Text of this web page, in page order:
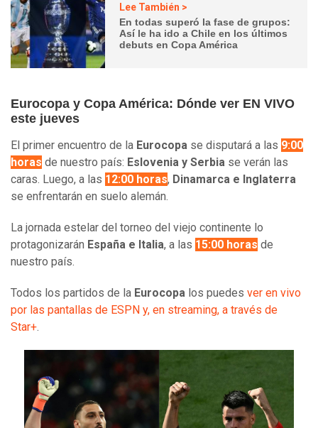
Lee También >
En todas superó la fase de grupos:
Así le ha ido a Chile en los últimos
debuts en Copa América
Eurocopa y Copa América: Dónde ver EN VIVO
este jueves
El primer encuentro de la Eurocopa se disputará a las 9:00
horas de nuestro país: Eslovenia y Serbia se verán las
caras. Luego, a las 12:00 horas, Dinamarca e Inglaterra
se enfrentarán en suelo alemán.
La jornada estelar del torneo del viejo continente lo
protagonizarán España e Italia, a las 15:00 horas de
nuestro país.
Todos los partidos de la Eurocopa los puedes ver en vivo
por las pantallas de ESPN y, en streaming, a través de
Star+.